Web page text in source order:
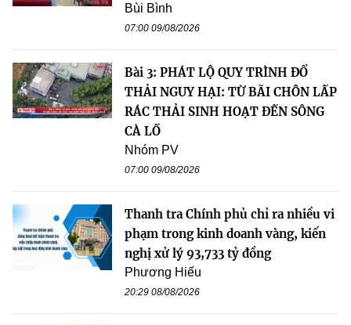
Bùi Bình
07:00 09/08/2026
Bài 3: PHÁT LỘ QUY TRÌNH ĐỔ
THẢI NGUY HẠI: TỪ BÃI CHÔN LẤP
RÁC THẢI SINH HOẠT ĐẾN SÔNG
CÀ LỒ
Nhóm PV
07:00 09/08/2026
Thanh tra Chính phủ chỉ ra nhiều vi
phạm trong kinh doanh vàng, kiến
nghị xử lý 93,733 tỷ đồng
Phương Hiếu
20:29 08/08/2026